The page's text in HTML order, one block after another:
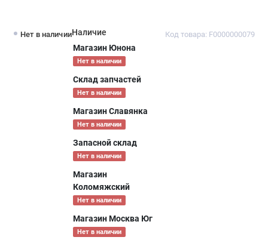
Нет в наличии Код товара: F0000000079
Наличие
Магазин Юнона
Нет в наличии
Склад запчастей
Нет в наличии
Магазин Славянка
Нет в наличии
Запасной склад
Нет в наличии
Магазин
Коломяжский
Нет в наличии
Магазин Москва Юг
Нет в наличии